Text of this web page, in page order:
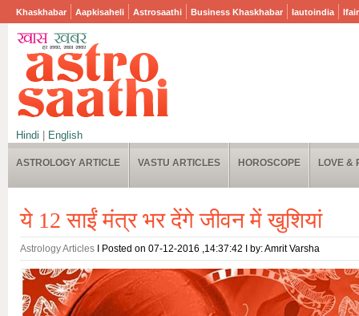
Khaskhabar Aapkisaheli Astrosaathi Business Khaskhabar Iautoindia
Hindi English
ASTROLOGY ARTICLE VASTU ARTICLES HOROSCOPE LOVE &
ये 12 साईं मंत्र भर देंगे जीवन में खुशियां
Astrology Articles I Posted on 07-12-2016 ,14:37:42 I by: Amrit Varsha